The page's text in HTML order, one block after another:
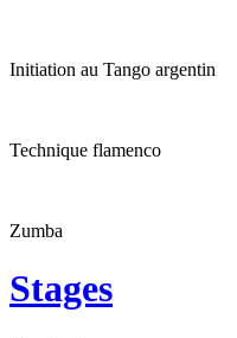
Initiation au Tango argentin
Technique flamenco
Zumba
Stages